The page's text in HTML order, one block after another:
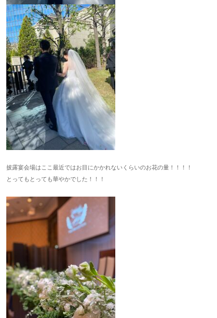
披露宴会場はここ最近ではお目にかかれないくらいのお花の量！！！！
とってもとっても華やかでした！！！